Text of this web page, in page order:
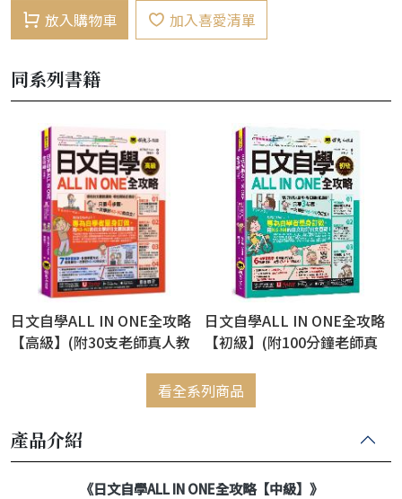
放入購物車 加入喜愛清單
同系列書籍
日文自學ALL IN ONE全攻略
【高級】(附30支老師真人教
日文範文+100題線上測驗+
「Youtor App」內含VRP虛
擬點讀筆)
日文自學ALL IN ONE全攻略
【初級】(附100分鐘老師真
字學習影片+50音筆順練習表
+「Youtor App」內含VRP虛
看全系列商品
產品介紹
《日文自學ALL IN ONE全攻略【中級】》